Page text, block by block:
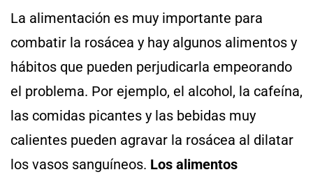
La alimentación es muy importante para
combatir la rosácea y hay algunos alimentos y
hábitos que pueden perjudicarla empeorando
el problema. Por ejemplo, el alcohol, la cafeína,
las comidas picantes y las bebidas muy
calientes pueden agravar la rosácea al dilatar
los vasos sanguíneos. Los alimentos